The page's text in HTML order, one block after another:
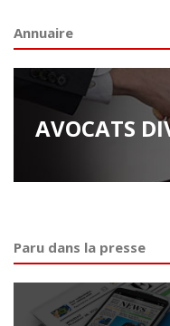
Annuaire
AVOCATS
Paru dans la presse